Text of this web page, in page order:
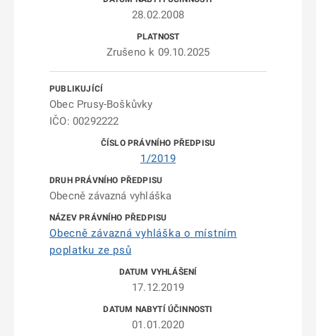
28.02.2008
Zrušeno k 09.10.2025
Obec Prusy-Boškůvky
IČO: 00292222
1/2019
Obecně závazná vyhláška
Obecně závazná vyhláška o místním
poplatku ze psů
17.12.2019
01.01.2020